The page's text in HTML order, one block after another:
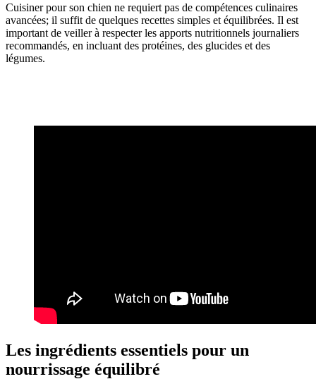
Cuisiner pour son chien ne requiert pas de compétences culinaires
avancées; il suffit de quelques recettes simples et équilibrées. Il est
important de veiller à respecter les apports nutritionnels journaliers
recommandés, en incluant des protéines, des glucides et des
légumes.
Les ingrédients essentiels pour un
nourrissage équilibré